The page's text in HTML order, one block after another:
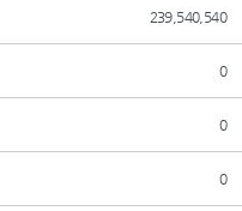
239,540,540
0
0
0